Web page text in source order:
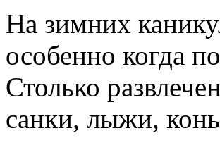
На зимних
особенно когда
Столько
санки, лыжи,